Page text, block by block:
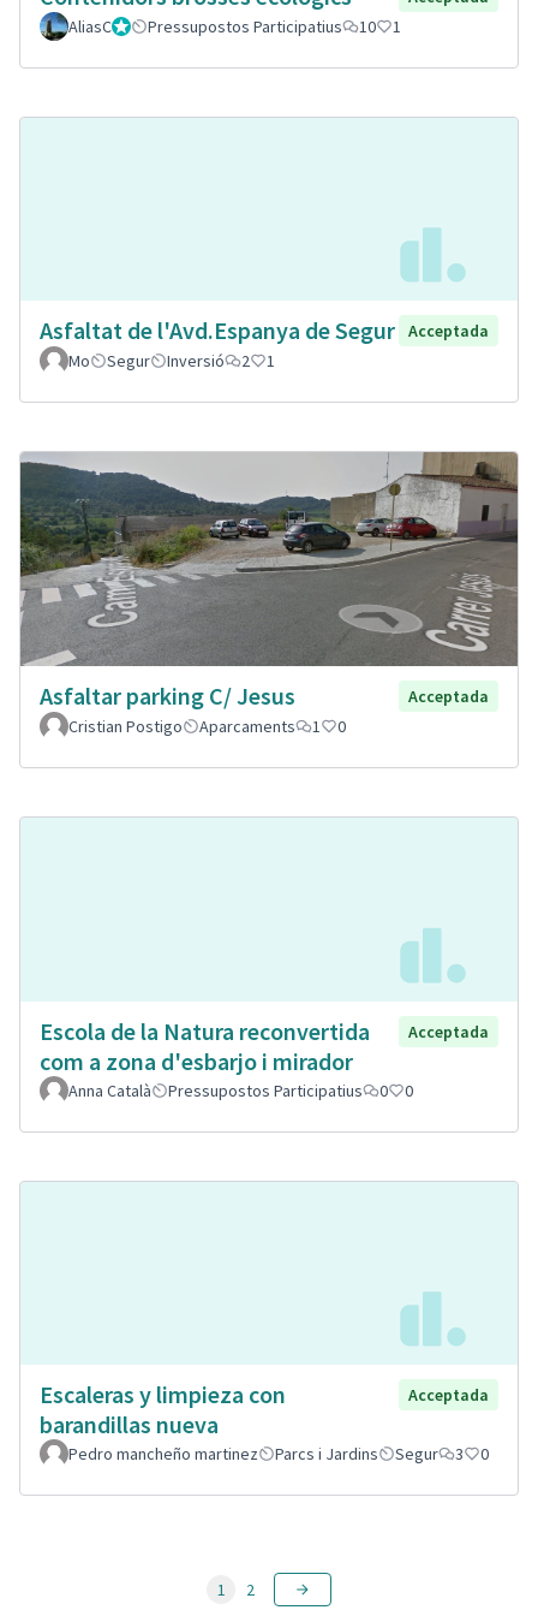
AliasCGestorPressupostos Participatius 10 1
Asfaltat de l'Avd.Espanya de Segur
Acceptada
Mo
Segur Inversió 2 1
Asfaltar parking C/ Jesus
Acceptada
Cristian Postigo
Aparcaments 1 0
Escola de la Natura reconvertida
com a zona d'esbarjo i mirador
Acceptada
Anna Català Pressupostos Participatius 0 0
Escaleras y limpieza con
barandillas nueva
Acceptada
Pedro mancheño martinez Parcs i Jardins Segur 3 0
1 2